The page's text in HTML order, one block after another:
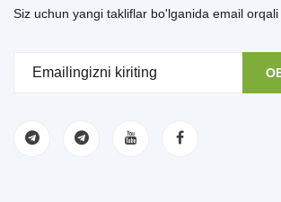
Siz uchun yangi takliflar bo'lganida email